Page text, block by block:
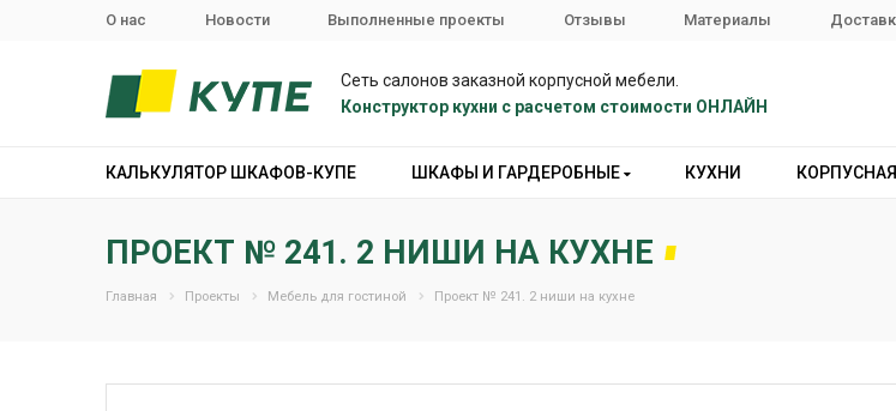
О нас Новости Выполненные проекты Отзывы Материалы
Сеть салонов заказной корпусной мебели.
Конструктор кухни с расчетом стоимости ОНЛАЙН
КАЛЬКУЛЯТОР ШКАФОВ-КУПЕ ШКАФЫ И ГАРДЕРОБНЫЕ КУХНИ
ПРОЕКТ № 241. 2 НИШИ НА КУХНЕ
Главная Проекты Мебель для гостиной Проект № 241. 2 ниши на кухне